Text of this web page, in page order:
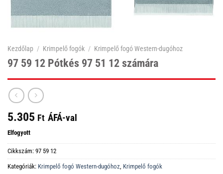
Kezdőlap / Krimpelő fogók / Krimpelő fogó Western-dugóhoz
97 59 12 Pótkés 97 51 12 számára
5.305 Ft ÁFÁ-val
Elfogyott
Cikkszám: 97 59 12
Kategóriák: Krimpelő fogó Western-dugóhoz, Krimpelő fogók